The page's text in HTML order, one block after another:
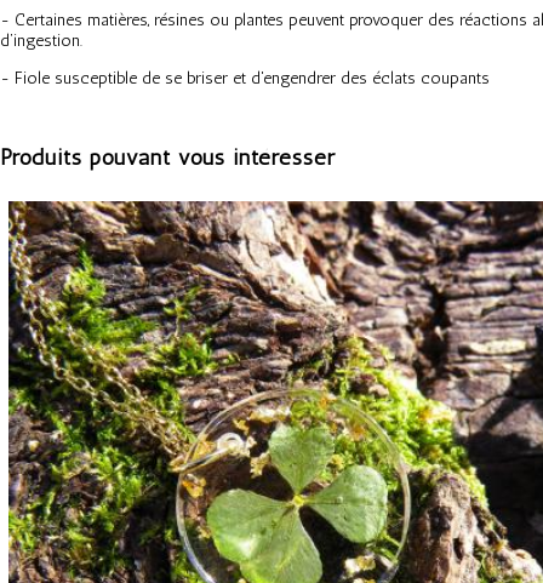
- Certaines matières, résines ou plantes peuvent provoquer des
d’ingestion.
- Fiole susceptible de se briser et d'engendrer des éclats coupants
Produits pouvant vous intéresser